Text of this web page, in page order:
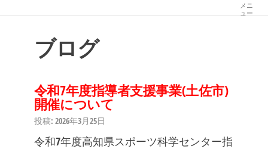
プ
メニ
ュー
ブログ
令和7年度指導者支援事業(土佐市)
開催について
投稿: 2026年3月25日
令和7年度高知県スポーツ科学センター指